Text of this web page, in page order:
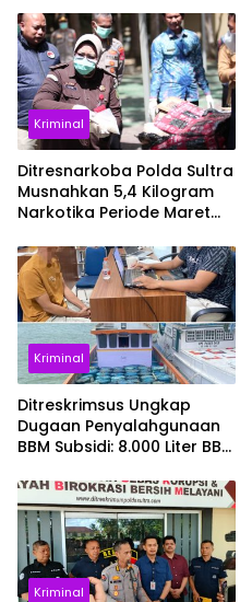
Kriminal
Ditresnarkoba Polda Sultra
Musnahkan 5,4 Kilogram
Narkotika Periode Maret
Kriminal
Ditreskrimsus Ungkap
Dugaan Penyalahgunaan
BBM Subsidi: 8.000 Liter BBM
Tersangka Berhasil
Diamankan
Kriminal